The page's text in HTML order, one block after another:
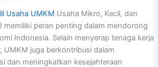
Usaha UMKM Usaha Mikro, Kecil, dan
memiliki peran penting dalam mendorong
Indonesia. Selain menyerap tenaga kerja
UMKM juga berkontribusi dalam
dan meningkatkan kesejahteraan